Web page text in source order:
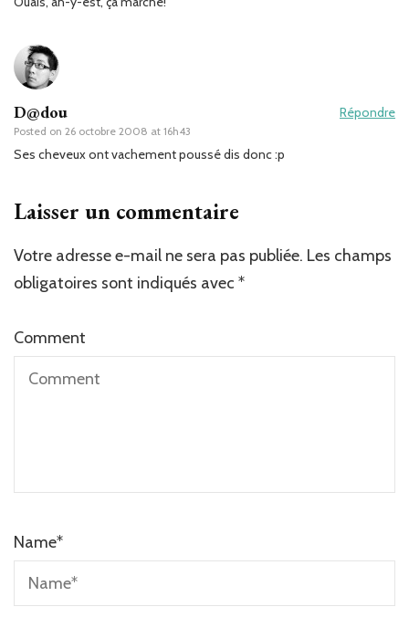
D@dou
Posted on 26 octobre 2008 at 16h43
Répondre
Ses cheveux ont vachement poussé dis donc :p
Laisser un commentaire
Votre adresse e-mail ne sera pas publiée. Les champs
obligatoires sont indiqués avec *
Comment
Name*